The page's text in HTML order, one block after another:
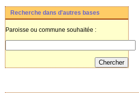
Recherche dans d'autres bases
Paroisse ou commune souhaitée :